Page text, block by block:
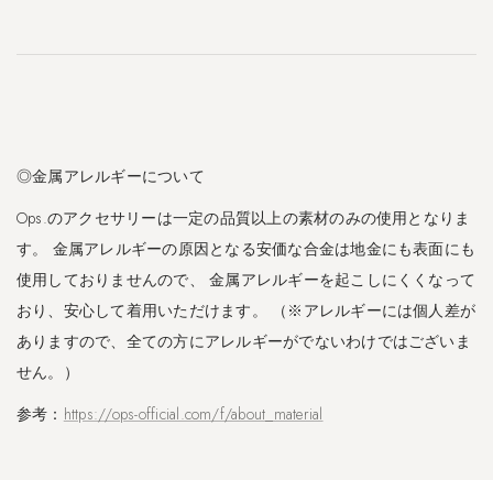
◎金属アレルギーについて
Ops.のアクセサリーは一定の品質以上の素材のみの使用となりま
す。 金属アレルギーの原因となる安価な合金は地金にも表面にも
使用しておりませんので、 金属アレルギーを起こしにくくなって
おり、安心して着用いただけます。 （※アレルギーには個人差が
ありますので、全ての方にアレルギーがでないわけではございま
せん。）
参考： https://ops-official.com/f/about_material